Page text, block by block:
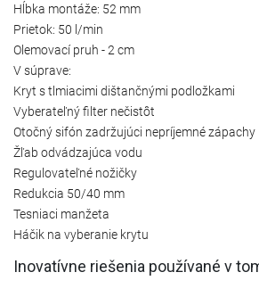
Hĺbka montáže: 52 mm
Prietok: 50 l/min
Olemovací pruh - 2 cm
V súprave:
Kryt s tlmiacimi dištančnými podložkami
Vyberateľný filter nečistôt
Otočný sifón zadržujúci nepríjemné zápachy
Žľab odvádzajúca vodu
Regulovateľné nožičky
Redukcia 50/40 mm
Tesniaci manžeta
Háčik na vyberanie krytu
Inovatívne riešenia používané v